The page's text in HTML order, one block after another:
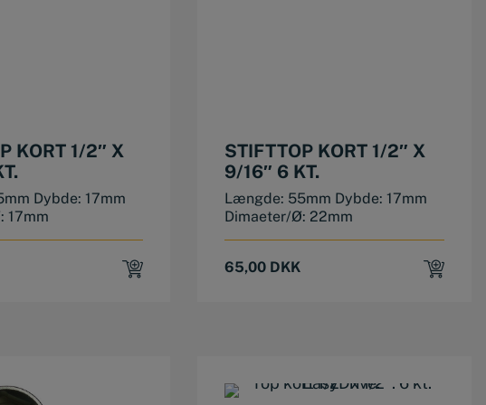
KORT 1/2″ X
Dybde: 17mm
17mm
STIFTTOP KORT 1/2″ X
9/16″ 6 KT.
Længde: 55mm Dybde: 17mm
Dimaeter/Ø: 22mm
65,00 DKK